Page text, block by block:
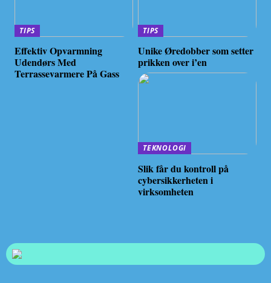
TIPS
Effektiv Opvarmning
Udendørs Med
Terrassevarmere På Gass
TIPS
Unike Øredobber som setter
prikken over i’en
TEKNOLOGI
Slik får du kontroll på
cybersikkerheten i
virksomheten